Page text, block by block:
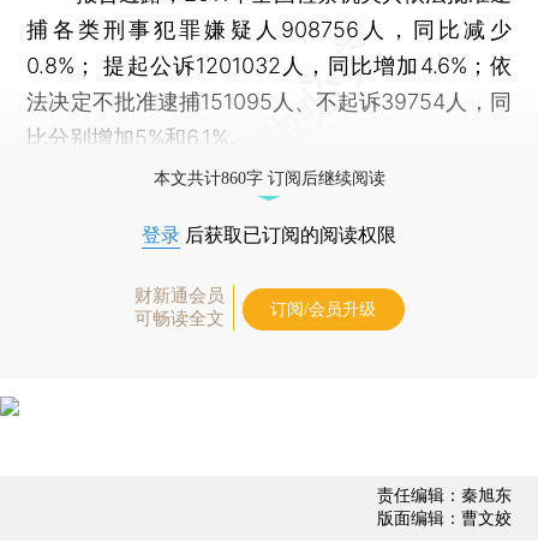
捕各类刑事犯罪嫌疑人908756人，同比减少
0.8%； 提起公诉1201032人，同比增加4.6%；依
法决定不批准逮捕151095人、不起诉39754人，同
比分别增加5%和6.1%。
本文共计860字 订阅后继续阅读
登录 后获取已订阅的阅读权限
财新通会员
可畅读全文
订阅/会员升级
责任编辑：秦旭东
版面编辑：曹文姣